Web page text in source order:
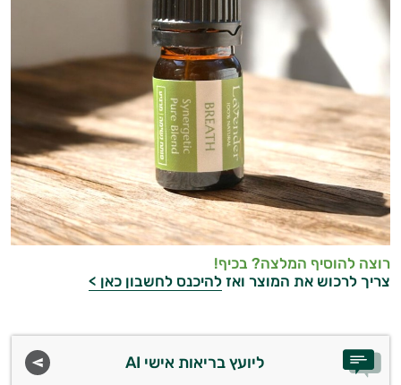
רוצה להוסיף המלצה? בכיף!
צריך לרכוש את המוצר ואז להיכנס לחשבון כאן >
ליועץ בריאות אישי AI